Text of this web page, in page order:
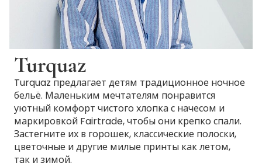
Turquaz
Turquaz предлагает детям традиционное ночное
бельё. Маленьким мечтателям понравится
уютный комфорт чистого хлопка с начесом и
маркировкой Fairtrade, чтобы они крепко спали.
Застегните их в горошек, классические полоски,
цветочные и другие милые принты как летом,
так и зимой.